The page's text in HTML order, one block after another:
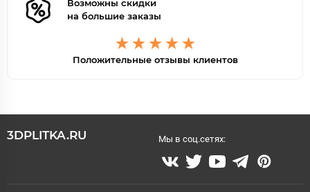
Возможны скидки
на большие заказы
Положительные отзывы клиентов
3DPLITKA.RU Мы в соц.сетях: